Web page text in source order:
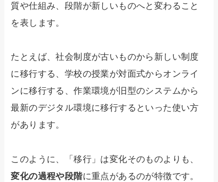
質や仕組み、段階が新しいものへと変わること
を表します。
たとえば、社会制度が古いものから新しい制度
に移行する、学校の授業が対面式からオンライ
ンに移行する、作業環境が旧型のシステムから
最新のデジタル環境に移行するといった使い方
があります。
このように、「移行」は変化そのものよりも、
変化の過程や段階に重点があるのが特徴です。